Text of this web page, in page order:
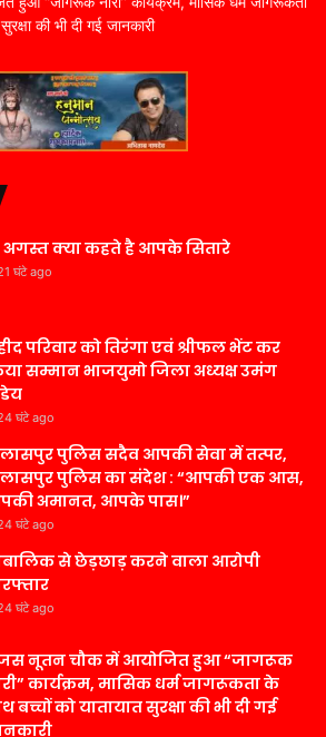
की भी दी गई जानकारी
अगस्त क्या कहते है आपके सितारे
घंटे ago
परिवार को तिरंगा एवं श्रीफल भेंट कर
सम्मान भाजयुमो जिला अध्यक्ष उमंग
घंटे ago
पुलिस सदैव आपकी सेवा में तत्पर,
पुलिस का संदेश : “आपकी एक आस,
अमानत, आपके पास।”
घंटे ago
से छेड़छाड़ करने वाला आरोपी
घंटे ago
नूतन चौक में आयोजित हुआ “जागरूक
कार्यक्रम, मासिक धर्म जागरूकता के
बच्चों को यातायात सुरक्षा की भी दी गई